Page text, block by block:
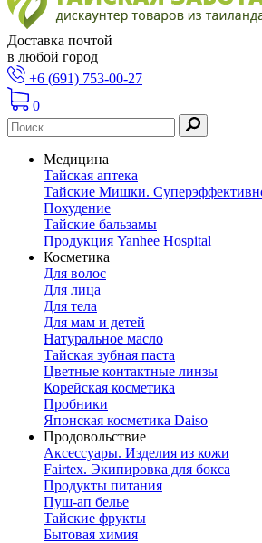
Доставка почтой
в любой город
+6 (691) 753-00-27
0
Медицина
Тайская аптека
Тайские Мишки.
Похудение
Тайские бальзамы
Продукция Yanhee Hospital
Косметика
Для волос
Для лица
Для тела
Для мам и детей
Натуральное масло
Тайская зубная паста
Цветные контактные линзы
Корейская косметика
Пробники
Японская косметика Daiso
Продовольствие
Аксессуары. Изделия из кожи
Fairtex. Экипировка для бокса
Продукты питания
Пуш-ап белье
Тайские фрукты
Бытовая химия